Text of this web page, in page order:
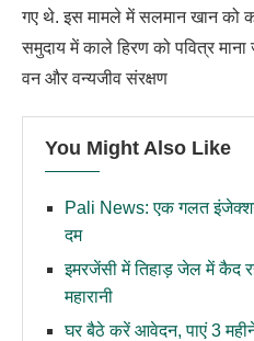
गए थे. इस मामले में सलमान खान को
समुदाय में काले हिरण को पवित्र
वन और वन्यजीव संरक्षण
You Might Also Like
Pali News: एक गलत इंजेक्शन
दम
इमरजेंसी में तिहाड़ जेल में कैद
महारानी
घर बैठे करें आवेदन, पाएं 3